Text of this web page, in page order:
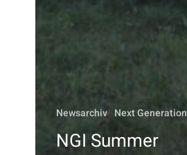
Newsarchiv Next Generation
NGI Summer